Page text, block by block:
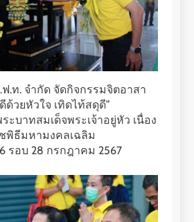
.ท. จำกัด จัดกิจกรรมจิตอาสา
วยหัวใจ เทิดไท้สดุดี”
ะบาทสมเด็จพระเจ้าอยู่หัว เนื่อง
พิธีมหามงคลเฉลิม
รอบ 28 กรกฎาคม 2567